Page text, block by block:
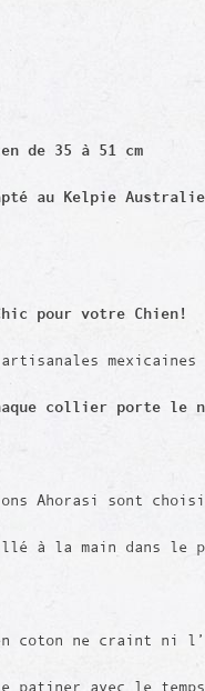
de 35 à 51 cm
au Kelpie
pour votre Chien!
artisanales
collier porte le
Ahorasi sont
à la main dans le
coton ne craint ni
patiner avec le